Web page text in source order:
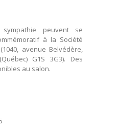
peuvent se
à la Société
avenue Belvédère,
G1S 3G3). Des
au salon.